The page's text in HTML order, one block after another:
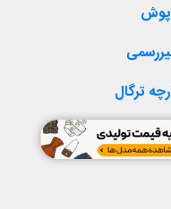
پوش
ترگال